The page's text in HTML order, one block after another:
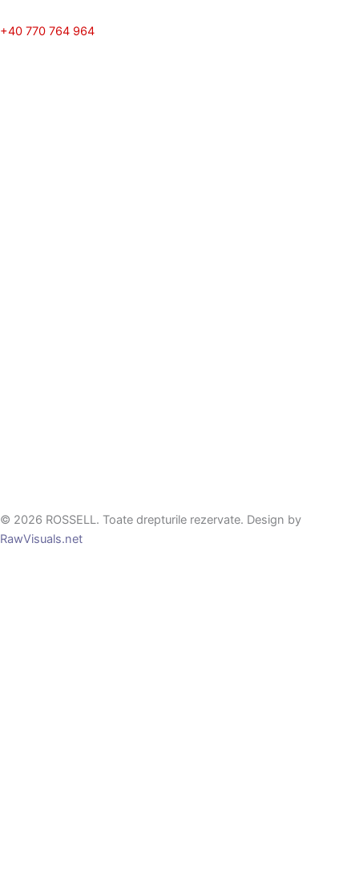
+40 770 764 964
© 2026 ROSSELL. Toate drepturile rezervate. Design by
RawVisuals.net